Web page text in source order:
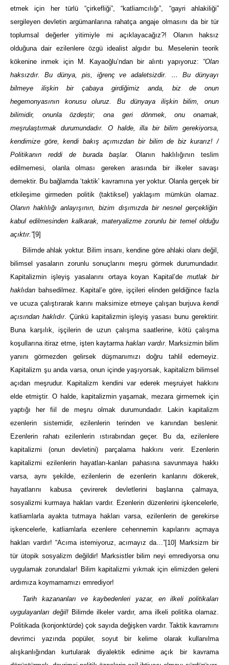
etmek için her türlü “çirkefliği”, “katliamcılığı”, “gayri ahlakiliği”
sergileyen devletin argümanlarına rahatça angaje olmasını da bir tür
toplumsal değerler yitimiyle mi açıklayacağız?! Olanın haksız
olduğuna dair ezilenlere özgü idealist algıdır bu. Meselenin teorik
kökenine inmek için M. Kayaoğlu’ndan bir alıntı yapıyoruz: “Olan
haksızdır. Bu dünya, pis, iğrenç ve adaletsizdir. … Bu dünyayı
bilmeye ilişkin bir çabaya girdiğimiz anda, biz de onun
hegemonyasının konusu oluruz. Bu dünyaya ilişkin bilim, onun
bilimidir, onunla özdeştir; ona geri dönmek, onu onamak,
meşrulaştırmak durumundadır. O halde, illa bir bilim gerekiyorsa,
kendimize göre, kendi bakış açımızdan bir bilim de biz kurarız! /
Politikanın reddi de burada başlar.Olanın haklılığının teslim
edilmemesi, olanla olması gereken arasında bir ilkeler savaşı
demektir. Bu bağlamda ‘taktik’ kavramına yer yoktur. Olanla gerçek bir
etkileşime girmeden politik (taktiksel) yaklaşım mümkün olamaz.
Olanın haklılığı anlayışının, bizim dışımızda bir nesnel gerçekliğin
kabul edilmesinden kalkarak, materyalizme zorunlu bir temel olduğu
açıktır.”[9]
Bilimde ahlak yoktur. Bilim insanı, kendine göre ahlaki olanı değil,
bilimsel yasaların zorunlu sonuçlarını meşru görmek durumundadır.
Kapitalizmin işleyiş yasalarını ortaya koyan Kapital’demutlak bir
haklıdan bahsedilmez. Kapital’e göre, işçileri elinden geldiğince fazla
ve ucuza çalıştırarak karını maksimize etmeye çalışan burjuva kendi
açısından haklıdır. Çünkü kapitalizmin işleyiş yasası bunu gerektirir.
Buna karşılık, işçilerin de uzun çalışma saatlerine, kötü çalışma
koşullarına itiraz etme, işten kaytarma hakları vardır. Marksizmin bilim
yanını görmezden gelirsek düşmanımızı doğru tahlil edemeyiz.
Kapitalizm şu anda varsa, onun içinde yaşıyorsak, kapitalizm bilimsel
açıdan meşrudur. Kapitalizm kendini var ederek meşruiyet hakkını
elde etmiştir. O halde, kapitalizmin yaşamak, mezara girmemek için
yaptığı her fiil de meşru olmak durumundadır. Lakin kapitalizm
ezenlerin sistemidir, ezilenlerin terinden ve kanından beslenir.
Ezenlerin rahatı ezilenlerin ıstırabından geçer. Bu da, ezilenlere
kapitalizmi (onun devletini) parçalama hakkını verir. Ezenlerin
kapitalizmi ezilenlerin hayatları-kanları pahasına savunmaya hakkı
varsa, aynı şekilde, ezilenlerin de ezenlerin kanlarını dökerek,
hayatlarını kabusa çevirerek devletlerini başlarına çalmaya,
sosyalizmi kurmaya hakları vardır. Ezenlerin düzenlerini işkencelerle,
katliamlarla ayakta tutmaya hakları varsa, ezilenlerin de gerekirse
işkencelerle, katliamlarla ezenlere cehennemin kapılarını açmaya
hakları vardır! “Acıma istemiyoruz, acımayız da…”[10]
Marksizm bir
tür ütopik sosyalizm değildir! Marksistler bilim neyi emrediyorsa onu
uygulamak zorundalar! Bilim kapitalizmi yıkmak için elimizden geleni
ardımıza koymamamızı emrediyor!
Tarih kazananları ve kaybedenleri yazar, en ilkeli politikaları
uygulayanları değil! Bilimde ilkeler vardır, ama ilkeli politika olamaz.
Politikada (konjonktürde) çok sayıda değişken vardır. Taktik kavramını
devrimci yazında popüler, soyut bir kelime olarak kullanılma
alışkanlığından kurtularak diyalektik edinime açık bir kavrama